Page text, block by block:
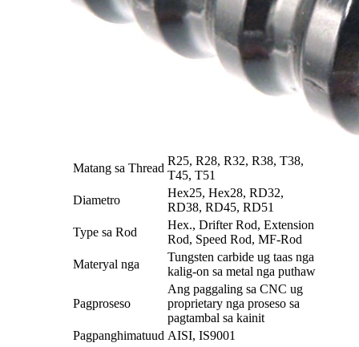
Matang sa Thread
R25, R28, R32, R38, T38,
T45, T51
Diametro
Hex25, Hex28, RD32,
RD38, RD45, RD51
Type sa Rod
Hex., Drifter Rod, Extension
Rod, Speed ​​Rod, MF-Rod
Materyal nga
Tungsten carbide ug taas nga
kalig-on sa metal nga puthaw
Pagproseso
Ang paggaling sa CNC ug
proprietary nga proseso sa
pagtambal sa kainit
Pagpanghimatuud AISI, IS9001